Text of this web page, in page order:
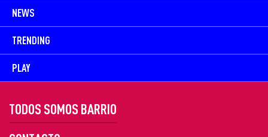
NEWS
TRENDING
PLAY
TODOS SOMOS BARRIO